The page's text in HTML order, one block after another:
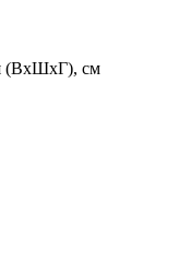
(ВxШxГ), см